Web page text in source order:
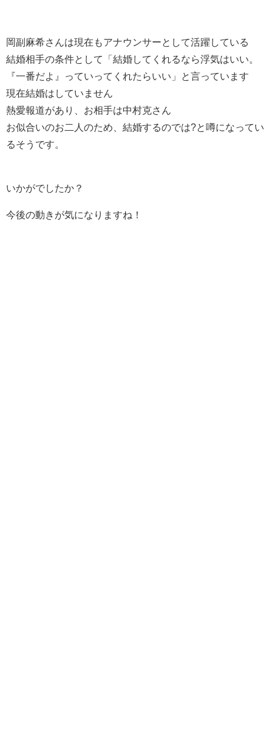
岡副麻希さんは現在もアナウンサーとして活躍している
結婚相手の条件として「結婚してくれるなら浮気はいい。
『一番だよ』っていってくれたらいい」と言っています
現在結婚はしていません
熱愛報道があり、お相手は中村克さん
お似合いのお二人のため、結婚するのでは?と噂になってい
るそうです。
いかがでしたか？
今後の動きが気になりますね！